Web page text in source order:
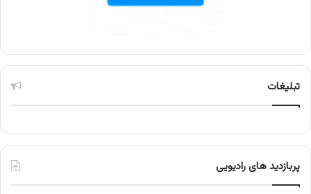
تبلیغات
پربازدید های رادیویی